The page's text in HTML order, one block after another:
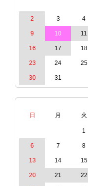
2 3 4
9 10 11
16 17 18
23 24 25
30 31
日
月 火
1
6 7 8
13 14 15
20 21 22